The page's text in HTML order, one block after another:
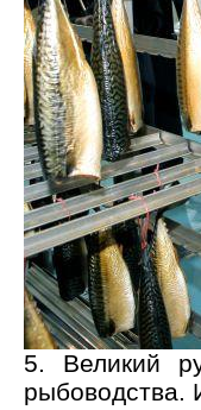
5. Великий
рыбоводства.